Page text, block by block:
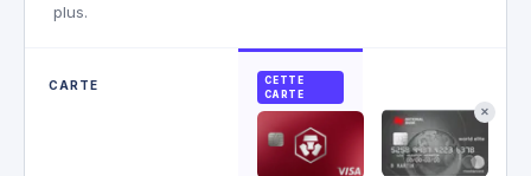
plus.
CARTE
CETTE
CARTE
✕